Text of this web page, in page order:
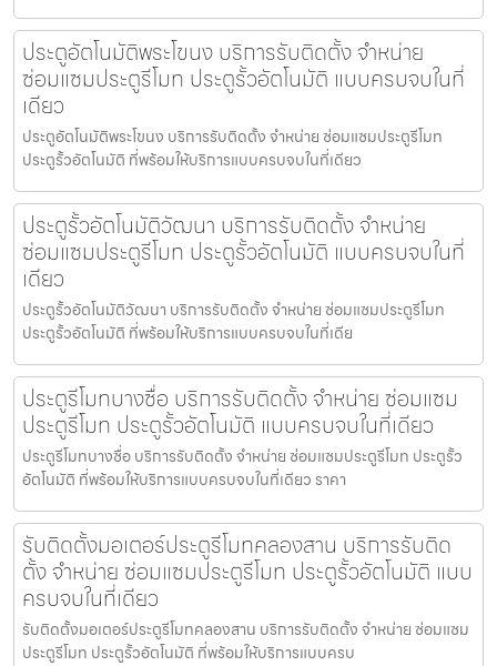
ประตูอัตโนมัติพระโขนง บริการรับติดตั้ง จำหน่าย
ซ่อมแซมประตูรีโมท ประตูรั้วอัตโนมัติ แบบครบจบในที่
เดียว
ประตูอัตโนมัติพระโขนง บริการรับติดตั้ง จำหน่าย ซ่อมแซมประตูรีโมท
ประตูรั้วอัตโนมัติ ที่พร้อมให้บริการแบบครบจบในที่เดียว
ประตูรั้วอัตโนมัติวัฒนา บริการรับติดตั้ง จำหน่าย
ซ่อมแซมประตูรีโมท ประตูรั้วอัตโนมัติ แบบครบจบในที่
เดียว
ประตูรั้วอัตโนมัติวัฒนา บริการรับติดตั้ง จำหน่าย ซ่อมแซมประตูรีโมท
ประตูรั้วอัตโนมัติ ที่พร้อมให้บริการแบบครบจบในที่เดีย
ประตูรีโมทบางซื่อ บริการรับติดตั้ง จำหน่าย ซ่อมแซม
ประตูรีโมท ประตูรั้วอัตโนมัติ แบบครบจบในที่เดียว
ประตูรีโมทบางซื่อ บริการรับติดตั้ง จำหน่าย ซ่อมแซมประตูรีโมท ประตูรั้ว
อัตโนมัติ ที่พร้อมให้บริการแบบครบจบในที่เดียว ราคา
รับติดตั้งมอเตอร์ประตูรีโมทคลองสาน บริการรับติด
ตั้ง จำหน่าย ซ่อมแซมประตูรีโมท ประตูรั้วอัตโนมัติ แบบ
ครบจบในที่เดียว
รับติดตั้งมอเตอร์ประตูรีโมทคลองสาน บริการรับติดตั้ง จำหน่าย ซ่อมแซม
ประตูรีโมท ประตูรั้วอัตโนมัติ ที่พร้อมให้บริการแบบครบ